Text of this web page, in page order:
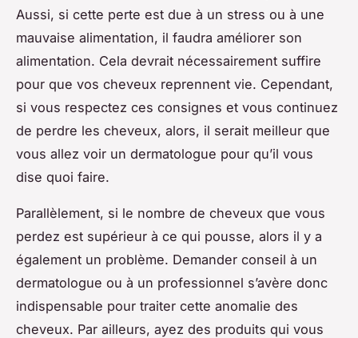
Aussi, si cette perte est due à un stress ou à une
mauvaise alimentation, il faudra améliorer son
alimentation. Cela devrait nécessairement suffire
pour que vos cheveux reprennent vie. Cependant,
si vous respectez ces consignes et vous continuez
de perdre les cheveux, alors, il serait meilleur que
vous allez voir un dermatologue pour qu’il vous
dise quoi faire.
Parallèlement, si le nombre de cheveux que vous
perdez est supérieur à ce qui pousse, alors il y a
également un problème. Demander conseil à un
dermatologue ou à un professionnel s’avère donc
indispensable pour traiter cette anomalie des
cheveux. Par ailleurs, ayez des produits qui vous